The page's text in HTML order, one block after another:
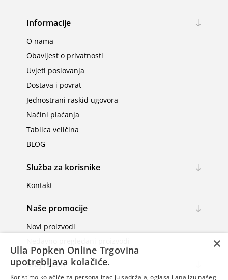
Informacije
O nama
Obavijest o privatnosti
Uvjeti poslovanja
Dostava i povrat
Jednostrani raskid ugovora
Načini plaćanja
Tablica veličina
BLOG
Služba za korisnike
Kontakt
Naše promocije
Novi proizvodi
Moj račun
×
Ulla Popken Online Trgovina
upotrebljava kolačiće.
Koristimo kolačiće za personalizaciju sadržaja, oglasa i analizu našeg